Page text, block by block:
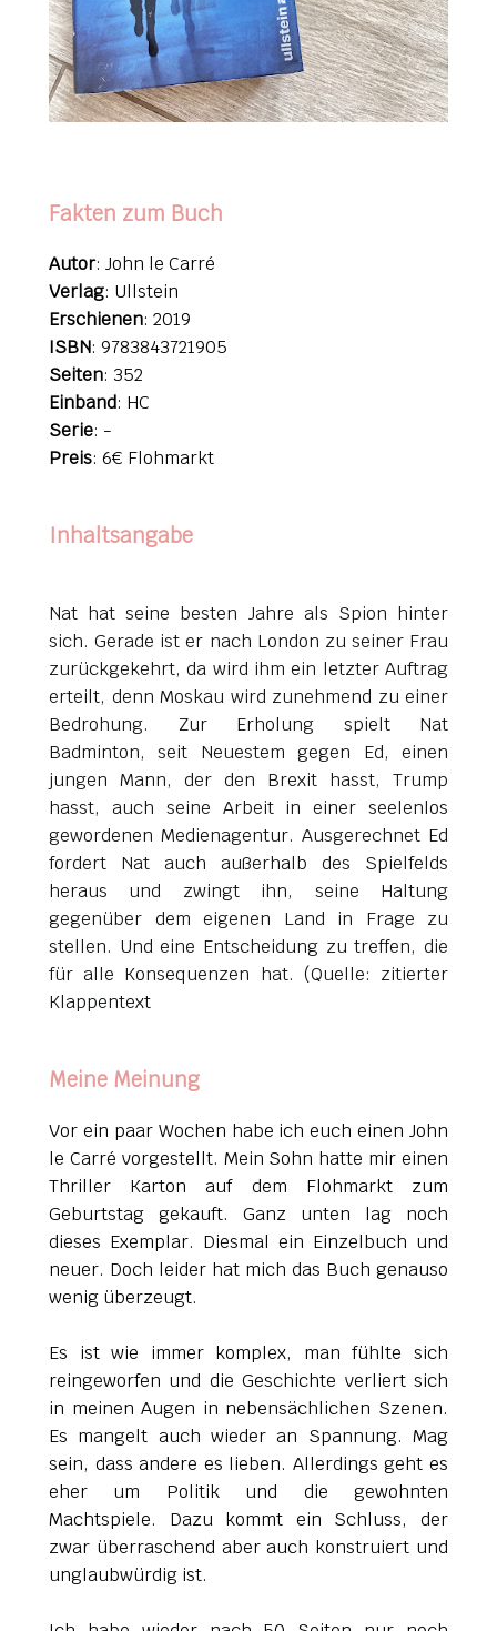
Fakten zum Buch
Autor: John le Carré
Verlag: Ullstein
Erschienen: 2019
ISBN: 9783843721905
Seiten: 352
Einband: HC
Serie: -
Preis: 6€ Flohmarkt
Inhaltsangabe
Nat hat seine besten Jahre als Spion hinter
sich. Gerade ist er nach London zu seiner Frau
zurückgekehrt, da wird ihm ein letzter Auftrag
erteilt, denn Moskau wird zunehmend zu einer
Bedrohung. Zur Erholung spielt Nat
Badminton, seit Neuestem gegen Ed, einen
jungen Mann, der den Brexit hasst, Trump
hasst, auch seine Arbeit in einer seelenlos
gewordenen Medienagentur. Ausgerechnet Ed
fordert Nat auch außerhalb des Spielfelds
heraus und zwingt ihn, seine Haltung
gegenüber dem eigenen Land in Frage zu
stellen. Und eine Entscheidung zu treffen, die
für alle Konsequenzen hat. (Quelle: zitierter
Klappentext
Meine Meinung
Vor ein paar Wochen habe ich euch einen John
le Carré vorgestellt. Mein Sohn hatte mir einen
Thriller Karton auf dem Flohmarkt zum
Geburtstag gekauft. Ganz unten lag noch
dieses Exemplar. Diesmal ein Einzelbuch und
neuer. Doch leider hat mich das Buch genauso
wenig überzeugt.
Es ist wie immer komplex, man fühlte sich
reingeworfen und die Geschichte verliert sich
in meinen Augen in nebensächlichen Szenen.
Es mangelt auch wieder an Spannung. Mag
sein, dass andere es lieben. Allerdings geht es
eher um Politik und die gewohnten
Machtspiele. Dazu kommt ein Schluss, der
zwar überraschend aber auch konstruiert und
unglaubwürdig ist.